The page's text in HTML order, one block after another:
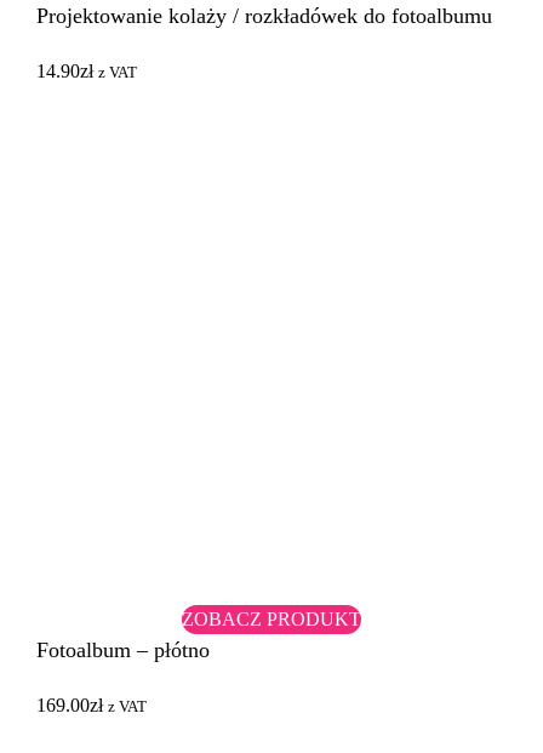
Projektowanie kolaży / rozkładówek do fotoalbumu
14.90zł z VAT
ZOBACZ PRODUKT
Fotoalbum – płótno
169.00zł z VAT